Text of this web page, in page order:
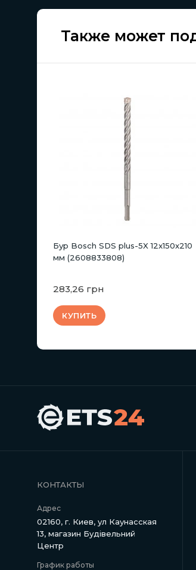
Также может
Бур Bosch SDS plus-5X 12x150x210
мм (2608833808)
283,26 грн
КУПИТЬ
КОНТАКТЫ
Адрес
02160, г. Киев, ул Каунасская
13, магазин Будівельний
Центр
График работы